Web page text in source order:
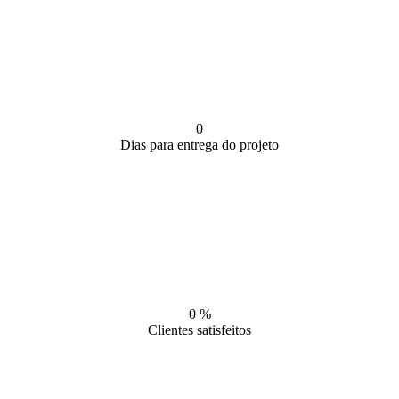
0
Dias para entrega do projeto
0 %
Clientes satisfeitos